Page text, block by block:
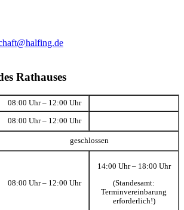
Rathauses
08:00 Uhr – 12:00 Uhr
08:00 Uhr – 12:00 Uhr
geschlossen
08:00 Uhr – 12:00 Uhr
14:00 Uhr – 18:00 Uhr
(Standesamt:
Terminvereinbarung
erforderlich!)